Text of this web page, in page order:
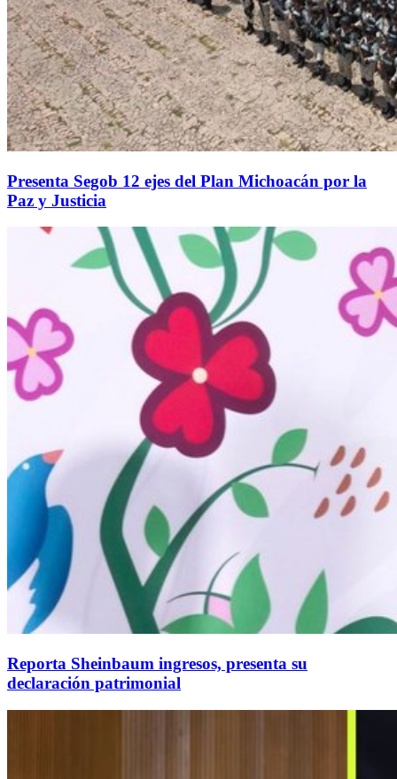
Presenta Segob 12 ejes del Plan Michoacán por la
Paz y Justicia
Reporta Sheinbaum ingresos, presenta su
declaración patrimonial